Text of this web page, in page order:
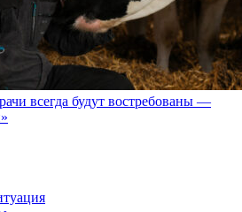
всегда будут востребованы —